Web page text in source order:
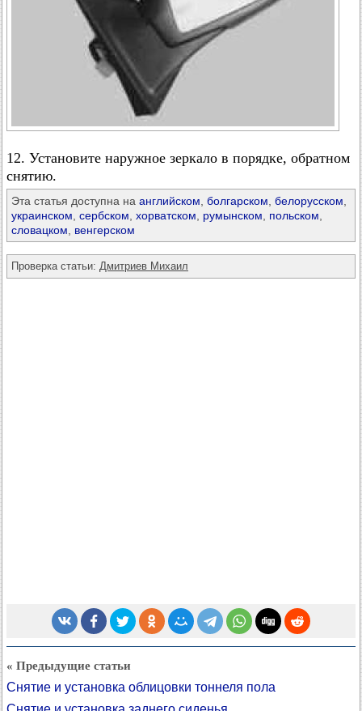
12. Установите наружное зеркало в порядке, обратном
снятию.
Эта статья доступна на английском болгарском белорусском
украинском сербском хорватском румынском польском
словацком
венгерском
Проверка статьи: Дмитриев Михаил
« Предыдущие статьи
Снятие и установка облицовки тоннеля пола